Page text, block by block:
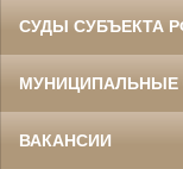
СУДЫ СУБЪЕКТА
МУНИЦИПАЛЬНЫЕ
ВАКАНСИИ